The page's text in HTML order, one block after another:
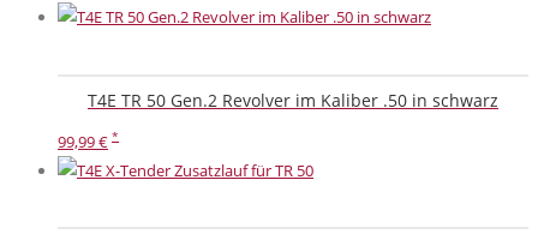
T4E TR 50 Gen.2 Revolver im Kaliber .50 in schwarz
99,99€